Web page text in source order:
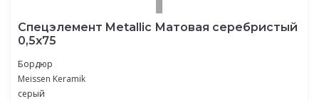
Спецэлемент Metallic Матовая серебристый
0,5х75
Бордюр
Meissen Keramik
серый